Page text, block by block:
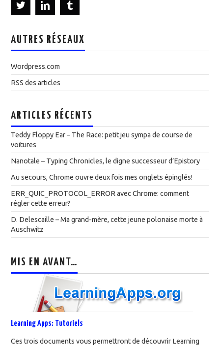
AUTRES RÉSEAUX
Wordpress.com
RSS des articles
ARTICLES RÉCENTS
Teddy Floppy Ear – The Race: petit jeu sympa de course de
voitures
Nanotale – Typing Chronicles, le digne successeur d’Epistory
Au secours, Chrome ouvre deux fois mes onglets épinglés!
ERR_QUIC_PROTOCOL_ERROR avec Chrome: comment
régler cette erreur?
D. Delescaille – Ma grand-mère, cette jeune polonaise morte à
Auschwitz
MIS EN AVANT…
Learning Apps: Tutoriels
Ces trois documents vous permettront de découvrir Learning